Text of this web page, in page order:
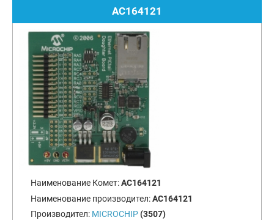
AC164121
Наименование Комет:AC164121
Наименование производител:AC164121
Производител: MICROCHIP (3507)